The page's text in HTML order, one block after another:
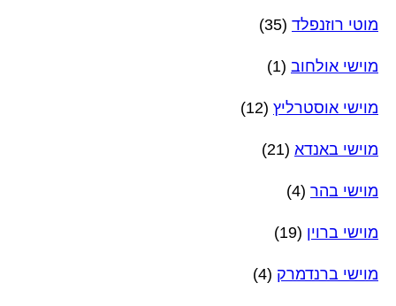
מוטי רוזנפלד (35)
מוישי אולחוב (1)
מוישי אוסטרליץ (12)
מוישי באנדא (21)
מוישי בהר (4)
מוישי ברוין (19)
מוישי ברנדמרק (4)